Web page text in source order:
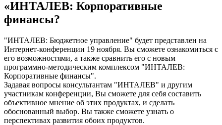
«ИНТАЛЕВ: Корпоративные
финансы?
"ИНТАЛЕВ: Бюджетное управление" будет представлен на
Интернет-конференции 19 ноября. Вы сможете ознакомиться c
его возможностями, а также сравнить его с новым
программно-методическим комплексом "ИНТАЛЕВ:
Корпоративные финансы".
Задавая вопросы консультантам "ИНТАЛЕВ" и другим
участникам конференции, Вы сможете для себя составить
объективное мнение об этих продуктах, и сделать
обоснованный выбор. Вы также сможете узнать о
перспективах развития обоих продуктов.